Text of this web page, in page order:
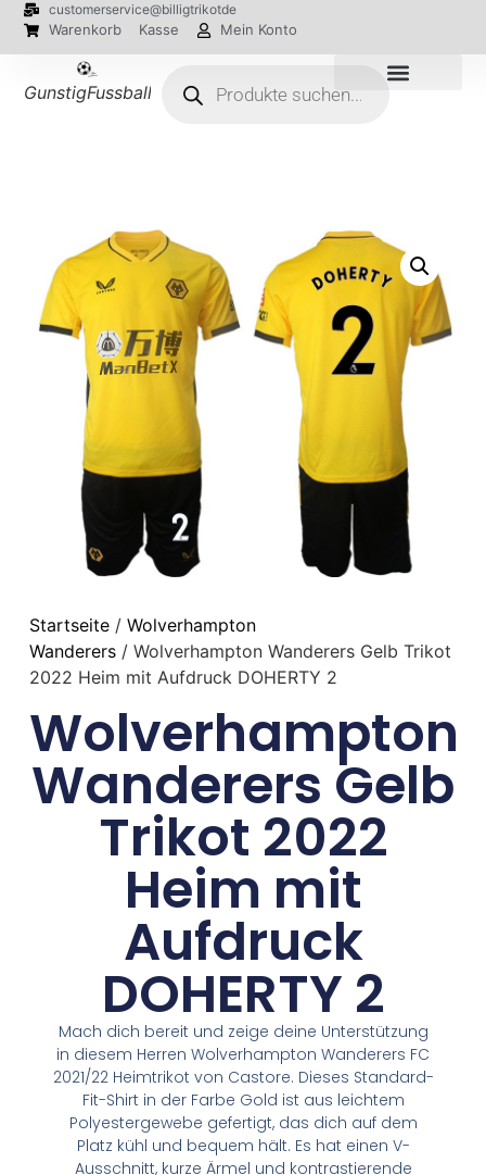
customerservice@billigtrikotde
Warenkorb Kasse Mein Konto
GunstigFussballTrikot
Startseite/ Wolverhampton
Wanderers/ Wolverhampton Wanderers Gelb Trikot
2022 Heim mit Aufdruck DOHERTY 2
Wolverhampton
Wanderers Gelb
Trikot 2022
Heim mit
Aufdruck
DOHERTY 2
Mach dich bereit und zeige deine Unterstützung
in diesem Herren Wolverhampton Wanderers FC
2021/22 Heimtrikot von Castore. Dieses Standard-
Fit-Shirt in der Farbe Gold ist aus leichtem
Polyestergewebe gefertigt, das dich auf dem
Platz kühl und bequem hält. Es hat einen V-
Ausschnitt, kurze Ärmel und kontrastierende